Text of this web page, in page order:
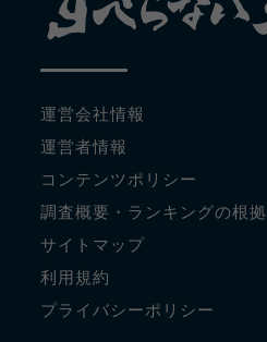
運営会社情報
運営者情報
コンテンツポリシー
調査概要・ランキングの根拠
サイトマップ
利用規約
プライバシーポリシー